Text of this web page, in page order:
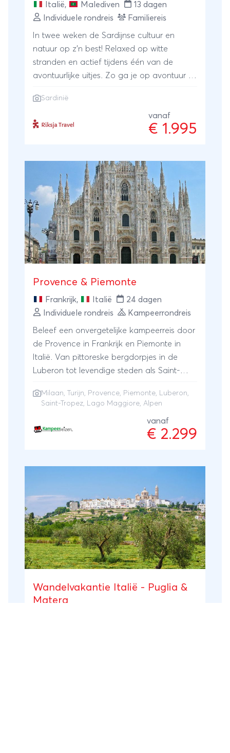
Italië, Malediven
13 dagen
Individuele rondreis
Familiereis
In twee weken de Sardijnse cultuur en
natuur op z’n best! Relaxed op witte
stranden en actief tijdens één van de
avontuurlijke uitjes. Zo ga je op avontuur in
Malediven van Europa. Slaap op een
traditionele boerderij of in een sfeervol
familiehotel met zwembad.
Sardinië
vanaf
€ 1.995
Provence & Piemonte
Frankrijk, Italië
24 dagen
Individuele rondreis
Kampeerrondreis
Beleef een onvergetelijke kampeerreis door
de Provence in Frankrijk en Piemonte in
Italië. Van pittoreske bergdorpjes in de
Luberon tot levendige steden als Saint-
het ene culturele hoogtepunt na het
historische bezienswaardigheden van deze
twee regio's. Onderweg genieten we van
kampeeravontuur. Gaat u mee op reis?
Milaan, Turijn, Provence, Piemonte, Luberon,
Saint-Tropez, Lago Maggiore, Alpen
vanaf
€ 2.299
Wandelvakantie Italië - Puglia &
Matera